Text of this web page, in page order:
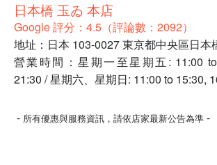
日本橋 玉ゐ 本店
Google 評分：4.5（評論數：2092）
地址：日本 103-0027 東京都中央區日本
營業時間：星期一至星期五: 11:00
21:30 / 星期六、星期日: 11:00 to 15:30,
- 所有優惠與服務資訊，請依店家最新公告為準 -